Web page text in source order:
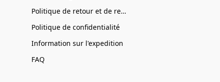
Politique de retour et de remboursement
Politique de confidentialité
Information sur l'expedition
FAQ